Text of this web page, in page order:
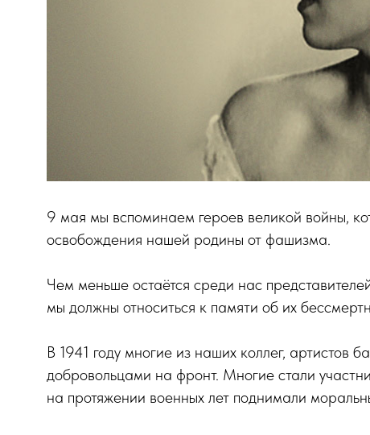
9 мая мы вспоминаем героев великой войны,
освобождения нашей родины от фашизма.
Чем меньше остаётся среди нас
мы должны относиться к памяти об их
В 1941 году многие из наших коллег, артистов
добровольцами на фронт. Многие стали
на протяжении военных лет поднимали